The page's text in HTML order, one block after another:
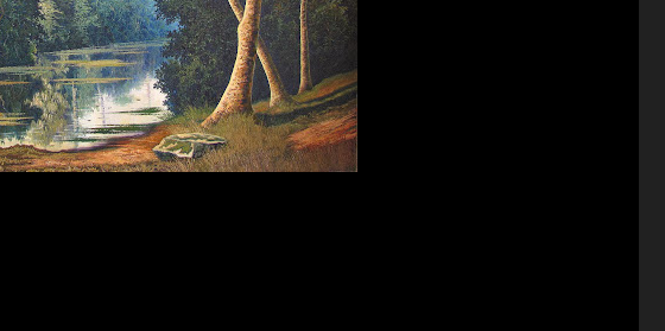
Cuba,ha participado en numerosasexposiciones en Cuba
ha participado en variasBienales de Arte en Colombia
digitales,publicaciones de artey documentales